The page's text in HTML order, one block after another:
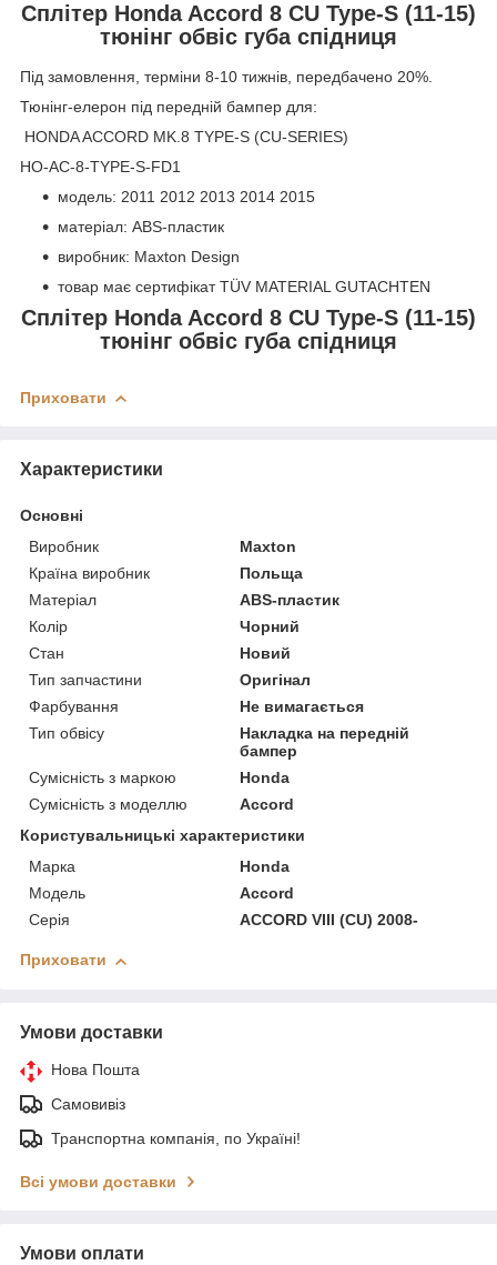
Сплітер Honda Accord 8 CU Type-S (11-15)
тюнінг обвіс губа спідниця
Під замовлення, терміни 8-10 тижнів, передбачено 20%.
Тюнінг-елерон під передній бампер для:
HONDA ACCORD MK.8 TYPE-S (CU-SERIES)
HO-AC-8-TYPE-S-FD1
модель: 2011 2012 2013 2014 2015
матеріал: ABS-пластик
виробник: Maxton Design
товар має сертифікат TÜV MATERIAL GUTACHTEN
Сплітер Honda Accord 8 CU Type-S (11-15)
тюнінг обвіс губа спідниця
Приховати
Характеристики
Основні
Виробник
Maxton
Країна виробник
Польща
Матеріал
ABS-пластик
Колір
Чорний
Стан
Новий
Тип запчастини
Оригінал
Фарбування
Не вимагається
Тип обвісу
Накладка на передній
бампер
Сумісність з маркою
Honda
Сумісність з моделлю
Accord
Користувальницькі характеристики
Марка
Honda
Модель
Accord
Серія
ACCORD VIII (CU) 2008-
Приховати
Умови доставки
Нова Пошта
Самовивіз
Транспортна компанія, по Україні!
Всі умови доставки
Умови оплати